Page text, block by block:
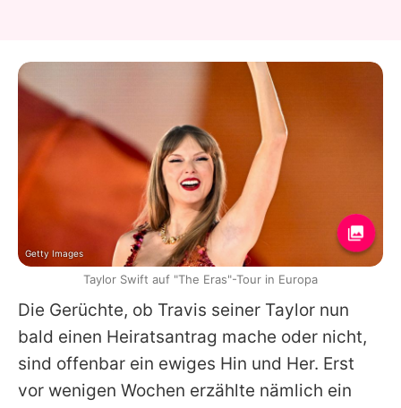
Die Gerüchte, ob Travis seiner Taylor nun
bald einen Heiratsantrag mache oder nicht,
sind offenbar ein ewiges Hin und Her. Erst
vor wenigen Wochen erzählte nämlich ein
Getty Images
Taylor Swift auf "The Eras"-Tour in Europa